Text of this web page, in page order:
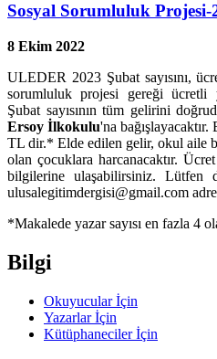
Sosyal Sorumluluk Projesi-
8 Ekim 2022
ULEDER 2023 Şubat sayısını,
sorumluluk projesi gereği ücretli
Şubat sayısının tüm gelirini
Ersoy İlkokulu'na
TL dir.* Elde edilen gelir, okul aile
olan çocuklara harcanacaktır.
bilgilerine ulaşabilirsiniz. Lütfen
ulusalegitimdergisi@gmail.com
*Makalede yazar sayısı en fazla 4
Bilgi
Okuyucular İçin
Yazarlar İçin
Kütüphaneciler İçin